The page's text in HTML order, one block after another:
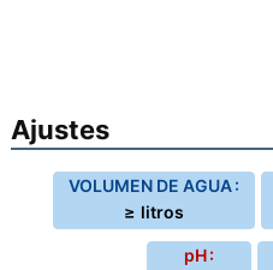
Ajustes
VOLUMEN DE AGUA :
≥ litros
pH :